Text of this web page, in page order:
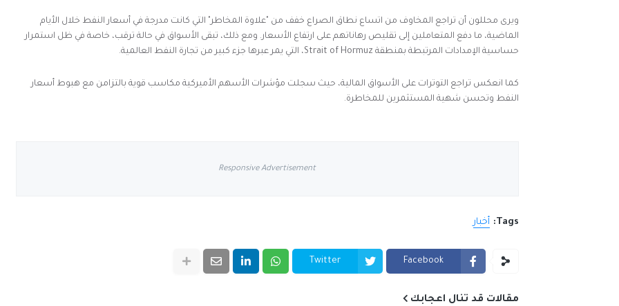
ويرى محللون أن تراجع المخاوف من اتساع نطاق الصراع خفف من "علاوة المخاطر" التي كانت مدرجة في أسعار النفط خلال الأيام
الماضية، ما دفع المتعاملين إلى تقليص رهاناتهم على ارتفاع الأسعار. ومع ذلك، تبقى الأسواق في حالة ترقب، خاصة في ظل استمرار
حساسية الإمدادات المرتبطة بمنطقة Strait of Hormuz، التي يمر عبرها جزء كبير من تجارة النفط العالمية.
كما انعكس تراجع التوترات على الأسواق المالية، حيث سجلت مؤشرات الأسهم الأميركية مكاسب قوية بالتزامن مع هبوط أسعار
النفط وتحسن شهية المستثمرين للمخاطرة.
Responsive Advertisement
Tags: أخبار
Facebook
Twitter
مقالات قد تنال اعجابك